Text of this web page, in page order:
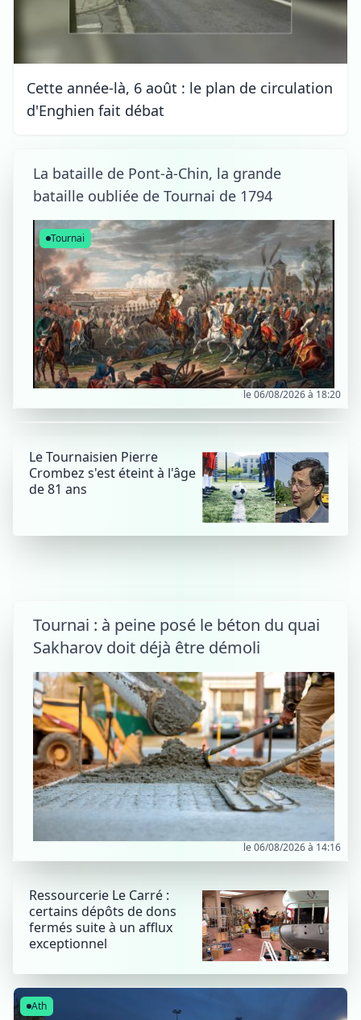
Cette année-là, 6 août : le plan de circulation
d'Enghien fait débat
La bataille de Pont-à-Chin, la grande
bataille oubliée de Tournai de 1794
le 06/08/2026 à 18:20
Tournai
Le Tournaisien Pierre
Crombez s'est éteint à l'âge
de 81 ans
Tournai : à peine posé le béton du quai
Sakharov doit déjà être démoli
le 06/08/2026 à 14:16
Ressourcerie Le Carré :
certains dépôts de dons
fermés suite à un afflux
exceptionnel
Ath